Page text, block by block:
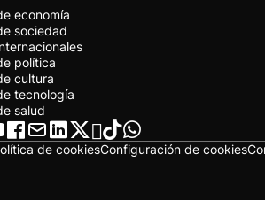
economía
sociedad
política
cultura
tecnología
salud
de cookiesConfiguración de cookies